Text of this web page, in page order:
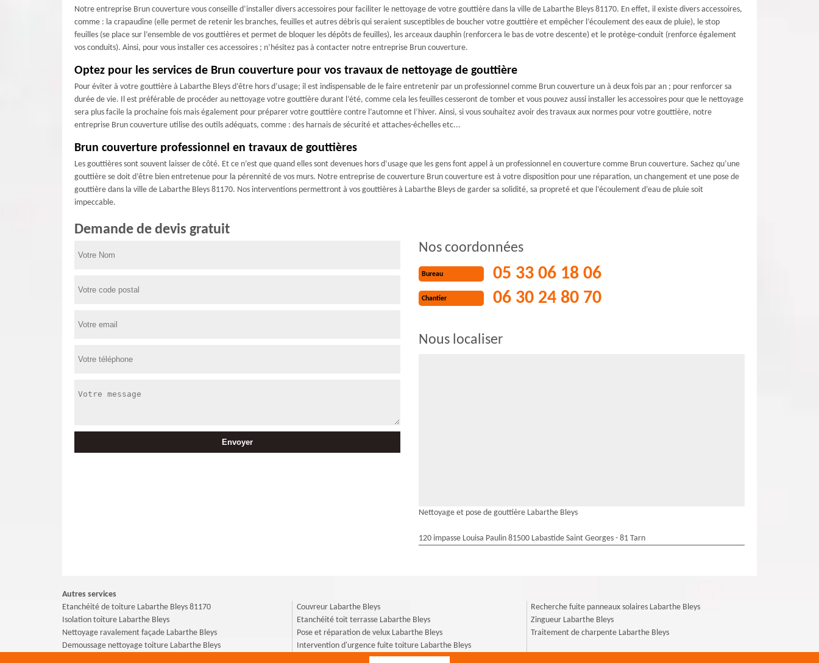
Notre entreprise Brun couverture vous conseille d’installer divers accessoires pour faciliter le nettoyage de votre gouttière dans la ville de Labarthe Bleys 81170. En effet, il existe divers accessoires,
comme : la crapaudine (elle permet de retenir les branches, feuilles et autres débris qui seraient susceptibles de boucher votre gouttière et empêcher l’écoulement des eaux de pluie), le stop
feuilles (se place sur l’ensemble de vos gouttières et permet de bloquer les dépôts de feuilles), les arceaux dauphin (renforcera le bas de votre descente) et le protège-conduit (renforce également
vos conduits). Ainsi, pour vous installer ces accessoires ; n’hésitez pas à contacter notre entreprise Brun couverture.
Optez pour les services de Brun couverture pour vos travaux de nettoyage de gouttière
Pour éviter à votre gouttière à Labarthe Bleys d’être hors d’usage; il est indispensable de le faire entretenir par un professionnel comme Brun couverture un à deux fois par an ; pour renforcer sa
durée de vie. Il est préférable de procéder au nettoyage votre gouttière durant l’été, comme cela les feuilles cesseront de tomber et vous pouvez aussi installer les accessoires pour que le nettoyage
sera plus facile la prochaine fois mais également pour préparer votre gouttière contre l’automne et l’hiver. Ainsi, si vous souhaitez avoir des travaux aux normes pour votre gouttière, notre
entreprise Brun couverture utilise des outils adéquats, comme : des harnais de sécurité et attaches-échelles etc...
Brun couverture professionnel en travaux de gouttières
Les gouttières sont souvent laisser de côté. Et ce n’est que quand elles sont devenues hors d’usage que les gens font appel à un professionnel en couverture comme Brun couverture. Sachez qu’une
gouttière se doit d’être bien entretenue pour la pérennité de vos murs. Notre entreprise de couverture Brun couverture est à votre disposition pour une réparation, un changement et une pose de
gouttière dans la ville de Labarthe Bleys 81170. Nos interventions permettront à vos gouttières à Labarthe Bleys de garder sa solidité, sa propreté et que l’écoulement d’eau de pluie soit
impeccable.
Demande de devis gratuit
Nos coordonnées
Bureau 05 33 06 18 06
Chantier 06 30 24 80 70
Nous localiser
Nettoyage et pose de gouttière Labarthe Bleys
120 impasse Louisa Paulin 81500 Labastide Saint Georges - 81 Tarn
Autres services
Etanchéité de toiture Labarthe Bleys 81170
Isolation toiture Labarthe Bleys
Nettoyage ravalement façade Labarthe Bleys
Demoussage nettoyage toiture Labarthe Bleys
Couvreur Labarthe Bleys
Etanchéité toit terrasse Labarthe Bleys
Pose et réparation de velux Labarthe Bleys
Intervention d'urgence fuite toiture Labarthe Bleys
Recherche fuite panneaux solaires Labarthe Bleys
Zingueur Labarthe Bleys
Traitement de charpente Labarthe Bleys